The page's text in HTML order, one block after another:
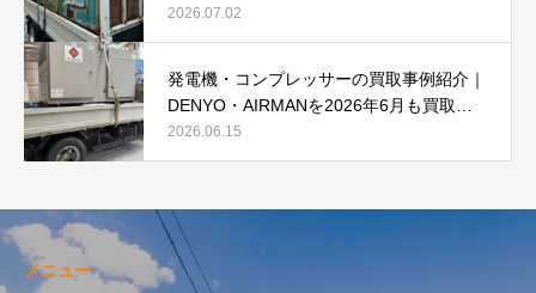
した
2026.07.02
発電機・コンプレッサーの買取事例紹介｜
DENYO・AIRMANを2026年6月も買取強
化中
2026.06.15
メニュー